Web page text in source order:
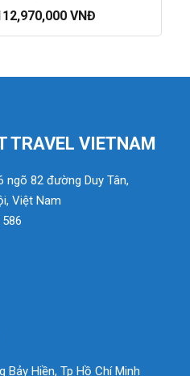
VNĐ
TRAVEL VIETNAM
ngõ 82 đường Duy Tân,
Việt Nam
Bảy Hiền, Tp Hồ Chí Minh